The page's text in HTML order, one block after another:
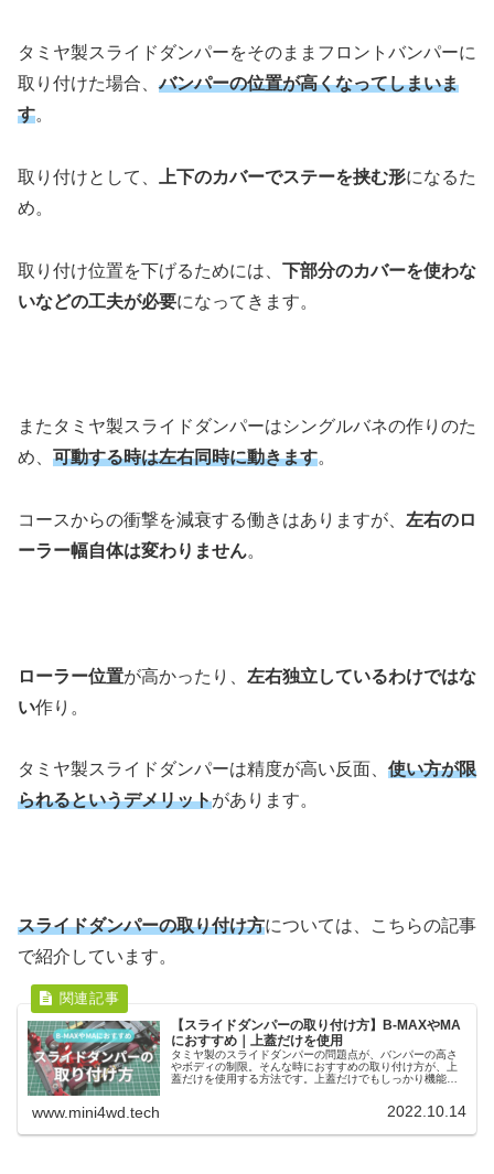
タミヤ製スライドダンパーをそのままフロントバンパーに
取り付けた場合、バンパーの位置が高くなってしまいま
す。
取り付けとして、 上下のカバーでステーを挟む形になるた
め。
取り付け位置を下げるためには、 下部分のカバーを使わな
いなどの工夫が必要になってきます。
またタミヤ製スライドダンパーはシングルバネの作りのた
め、 可動する時は左右同時に動きます。
コースからの衝撃を減衰する働きはありますが、 左右のロ
ーラー幅自体は変わりません。
ローラー位置が高かったり、 左右独立しているわけではな
い作り。
タミヤ製スライドダンパーは精度が高い反面、 使い方が限
られるというデメリットがあります。
スライドダンパーの取り付け方については、こちらの記事
で紹介しています。
【スライドダンパーの取り付け方】B-MAXやMA
におすすめ｜上蓋だけを使用
タミヤ製のスライドダンパーの問題点が、バンパーの高さ
やボディの制限。そんな時におすすめの取り付け方が、上
蓋だけを使用する方法です。上蓋だけでもしっかり機能す
www.mini4wd.tech 2022.10.14